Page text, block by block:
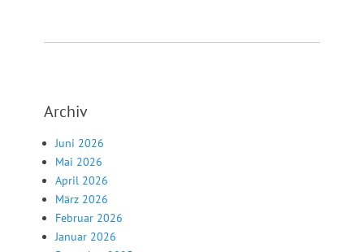
Archiv
Juni 2026
Mai 2026
April 2026
März 2026
Februar 2026
Januar 2026